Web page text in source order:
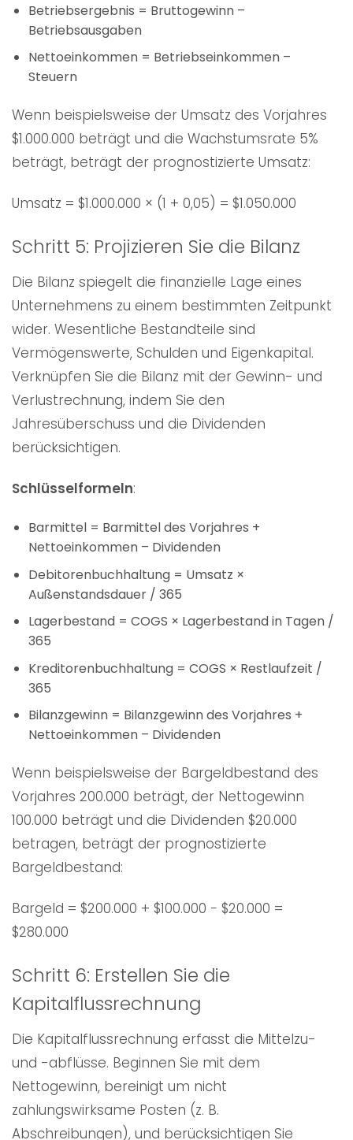
Betriebsergebnis = Bruttogewinn –
Betriebsausgaben
Nettoeinkommen = Betriebseinkommen –
Steuern
Wenn beispielsweise der Umsatz des Vorjahres
$1.000.000 beträgt und die Wachstumsrate 5%
beträgt, beträgt der prognostizierte Umsatz:
Umsatz = $1.000.000 × (1 + 0,05) = $1.050.000
Schritt 5: Projizieren Sie die Bilanz
Die Bilanz spiegelt die finanzielle Lage eines
Unternehmens zu einem bestimmten Zeitpunkt
wider. Wesentliche Bestandteile sind
Vermögenswerte, Schulden und Eigenkapital.
Verknüpfen Sie die Bilanz mit der Gewinn- und
Verlustrechnung, indem Sie den
Jahresüberschuss und die Dividenden
berücksichtigen.
Schlüsselformeln:
Barmittel = Barmittel des Vorjahres +
Nettoeinkommen – Dividenden
Debitorenbuchhaltung = Umsatz ×
Außenstandsdauer / 365
Lagerbestand = COGS × Lagerbestand in Tagen /
365
Kreditorenbuchhaltung = COGS × Restlaufzeit /
365
Bilanzgewinn = Bilanzgewinn des Vorjahres +
Nettoeinkommen – Dividenden
Wenn beispielsweise der Bargeldbestand des
Vorjahres 200.000 beträgt, der Nettogewinn
100.000 beträgt und die Dividenden $20.000
betragen, beträgt der prognostizierte
Bargeldbestand:
Bargeld = $200.000 + $100.000 − $20.000 =
$280.000
Schritt 6: Erstellen Sie die
Kapitalflussrechnung
Die Kapitalflussrechnung erfasst die Mittelzu-
und -abflüsse. Beginnen Sie mit dem
Nettogewinn, bereinigt um nicht
zahlungswirksame Posten (z. B.
Abschreibungen), und berücksichtigen Sie